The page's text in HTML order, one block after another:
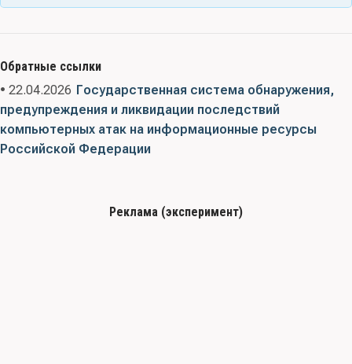
Обратные ссылки
• 22.04.2026 Государственная система обнаружения,
предупреждения и ликвидации последствий
компьютерных атак на информационные ресурсы
Российской Федерации
Реклама (эксперимент)